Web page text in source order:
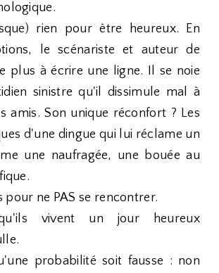
rien pour être heureux. En
le scénariste et auteur de
plus à écrire une ligne. Il se noie
sinistre qu'il dissimule mal à
amis. Son unique réconfort ? Les
d'une dingue qui lui réclame un
une naufragée, une bouée au
pour ne PAS se rencontrer.
vivent un jour heureux
probabilité soit fausse : non